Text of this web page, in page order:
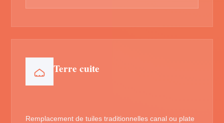
Terre cuite
Remplacement de tuiles traditionnelles canal ou plate